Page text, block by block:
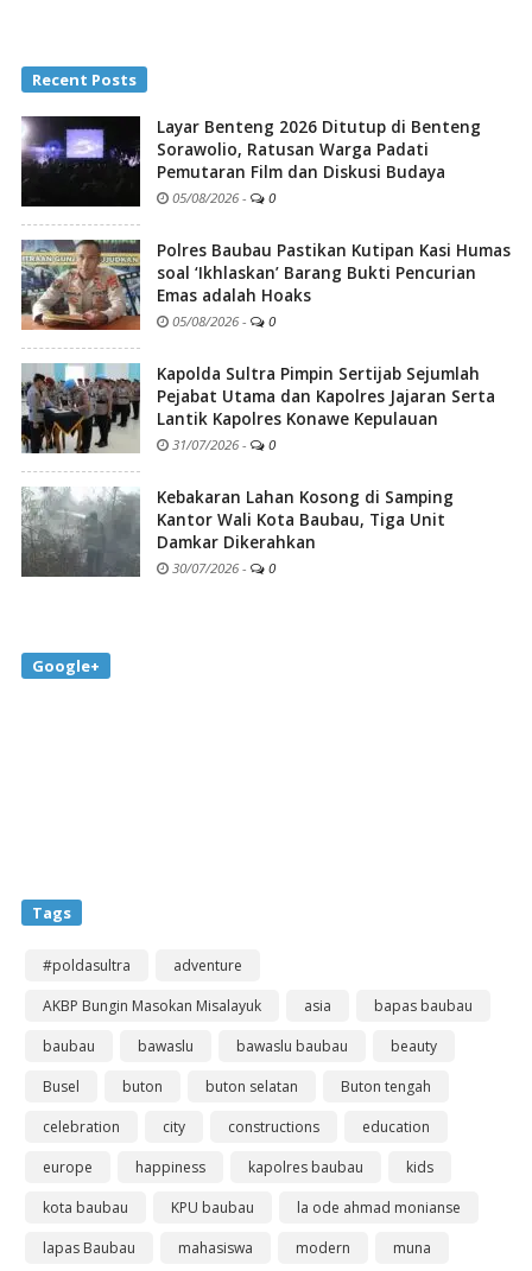
Recent Posts
Layar Benteng 2026 Ditutup di Benteng
Sorawolio, Ratusan Warga Padati
Pemutaran Film dan Diskusi Budaya
05/08/2026 - 0
Polres Baubau Pastikan Kutipan Kasi Humas
soal ‘Ikhlaskan’ Barang Bukti Pencurian
Emas adalah Hoaks
05/08/2026 - 0
Kapolda Sultra Pimpin Sertijab Sejumlah
Pejabat Utama dan Kapolres Jajaran Serta
Lantik Kapolres Konawe Kepulauan
31/07/2026 - 0
Kebakaran Lahan Kosong di Samping
Kantor Wali Kota Baubau, Tiga Unit
Damkar Dikerahkan
30/07/2026 - 0
Google+
Tags
#poldasultra
adventure
AKBP Bungin Masokan Misalayuk
asia
bapas baubau
baubau
bawaslu bawaslu baubau
beauty
Busel
buton buton selatan
Buton tengah
celebration
city constructions
education
europe
happiness kapolres baubau
kids
kota baubau
KPU baubau
la ode ahmad monianse
lapas Baubau
mahasiswa modern
muna